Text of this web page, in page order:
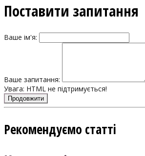
Поставити запитання
Ваше ім'я:
Ваше запитання:
Увага: HTML не підтримується!
Продовжити
Рекомендуємо статті